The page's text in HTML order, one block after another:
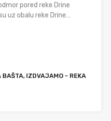
pored reke Drine
uz obalu reke Drine…
IZDVAJAMO - REKA